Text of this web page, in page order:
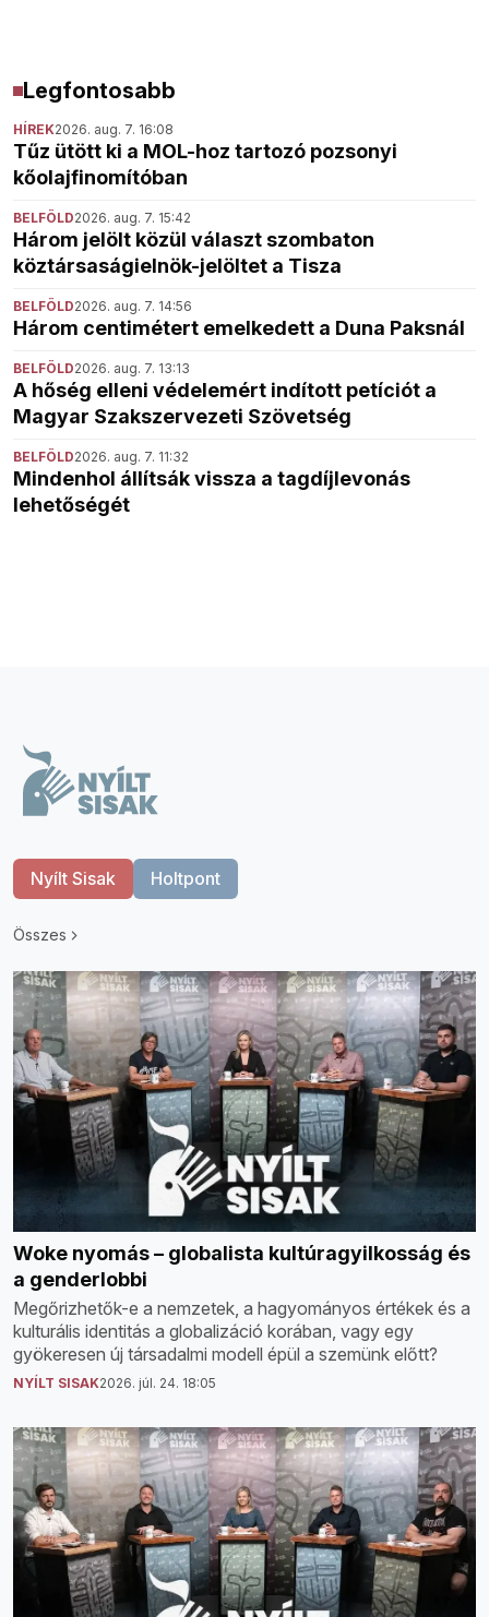
Legfontosabb
HÍREK2026. aug. 7. 16:08
Tűz ütött ki a MOL-hoz tartozó pozsonyi
kőolajfinomítóban
BELFÖLD2026. aug. 7. 15:42
Három jelölt közül választ szombaton
köztársaságielnök-jelöltet a Tisza
BELFÖLD2026. aug. 7. 14:56
Három centimétert emelkedett a Duna Paksnál
BELFÖLD2026. aug. 7. 13:13
A hőség elleni védelemért indított petíciót a
Magyar Szakszervezeti Szövetség
BELFÖLD2026. aug. 7. 11:32
Mindenhol állítsák vissza a tagdíjlevonás
lehetőségét
Nyílt Sisak Holtpont
Összes
Woke nyomás – globalista kultúragyilkosság és
a genderlobbi
Megőrizhetők-e a nemzetek, a hagyományos értékek és a
kulturális identitás a globalizáció korában, vagy egy
gyökeresen új társadalmi modell épül a szemünk előtt?
NYÍLT SISAK2026. júl. 24. 18:05